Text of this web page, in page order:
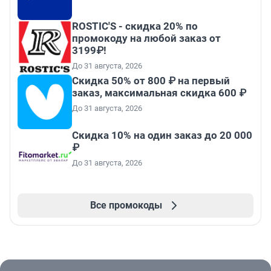
ROSTIC'S - скидка 20% по
промокоду на любой заказ от
3199₽!
До 31 августа, 2026
Скидка 50% от 800 ₽ на первый
заказ, максимальная скидка 600 ₽
До 31 августа, 2026
Скидка 10% на один заказ до 20 000
₽
До 31 августа, 2026
Все промокоды